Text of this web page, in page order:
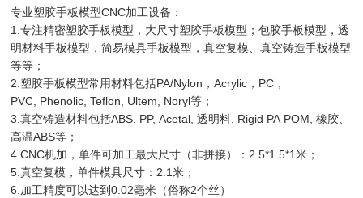
专业塑胶手板模型CNC加工设备：
1.专注精密塑胶手板模型，大尺寸塑胶手板模型；包胶手板模型，透
明材料手板模型，简易模具手板模型，真空复模、真空铸造手板模型
等等；
2.塑胶手板模型常用材料包括PA/Nylon，Acrylic，PC，
PVC, Phenolic, Teflon, Ultem, Noryl等；
3.真空铸造材料包括ABS, PP, Acetal, 透明料, Rigid PA POM, 橡胶、
高温ABS等；
4.CNC机加，单件可加工最大尺寸（非拼接）：2.5*1.5*1米；
5.真空复模，单件模具尺寸：2.1米；
6.加工精度可以达到0.02毫米（俗称2个丝）